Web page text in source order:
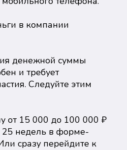
в компании
денежной суммы
и требует
Следуйте этим
от 15 000 до 100 000 ₽
25 недель в форме-
сразу перейдите к